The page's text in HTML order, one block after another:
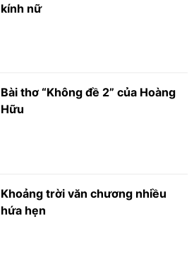
kính nữ
Bài thơ “Không đề 2” của Hoàng
Hữu
Khoảng trời văn chương nhiều
hứa hẹn